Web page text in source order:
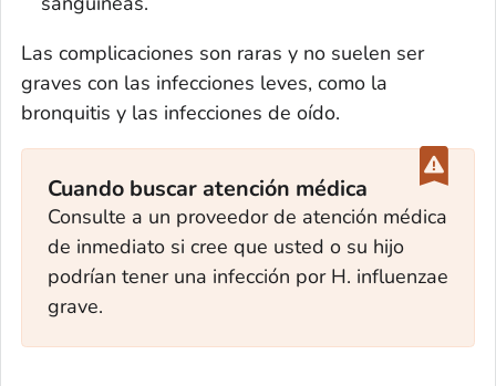
Las complicaciones son raras y no suelen ser
graves con las infecciones leves, como la
bronquitis y las infecciones de oído.
Cuando buscar atención médica
Consulte a un proveedor de atención médica
de inmediato si cree que usted o su hijo
podrían tener una infección por H. influenzae
grave.